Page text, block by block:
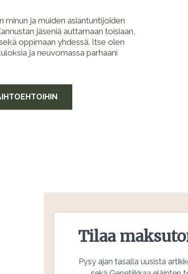
minun ja muiden asiantuntijoiden
jäseniä auttamaan toisiaan,
oppimaan yhdessä. Itse olen
ja neuvomassa parhaani